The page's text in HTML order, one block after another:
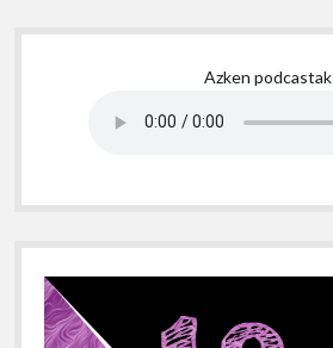
Sidebar
Azken podcastak